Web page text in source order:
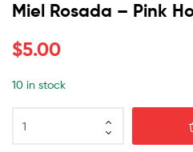
Miel Rosada – Pink
$5.00
10 in stock